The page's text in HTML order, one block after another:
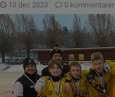
10 dec 2023 0 kommentarer